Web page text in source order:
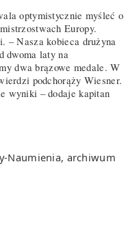
optymistycznie myśleć o
Europy.
– Nasza kobieca drużyna
dwoma laty na
dwa brązowe medale. W
podchorąży Wiesner.
wyniki – dodaje kapitan
Naumienia, archiwum